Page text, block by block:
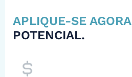
APLIQUE-SE AGORA
POTENCIAL.